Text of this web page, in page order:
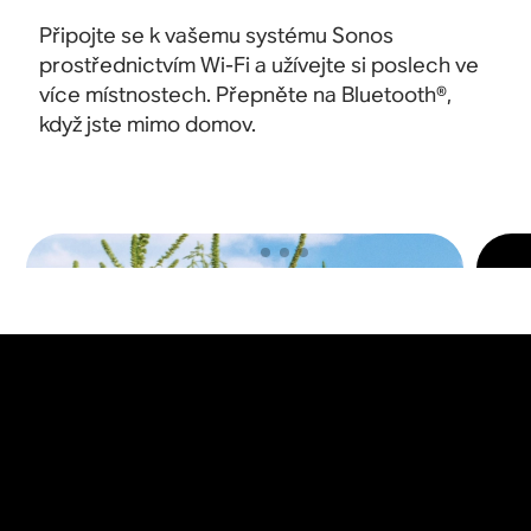
Připojte se k vašemu systému Sonos
prostřednictvím Wi-Fi a užívejte si poslech ve
více místnostech. Přepněte na Bluetooth®,
když jste mimo domov.